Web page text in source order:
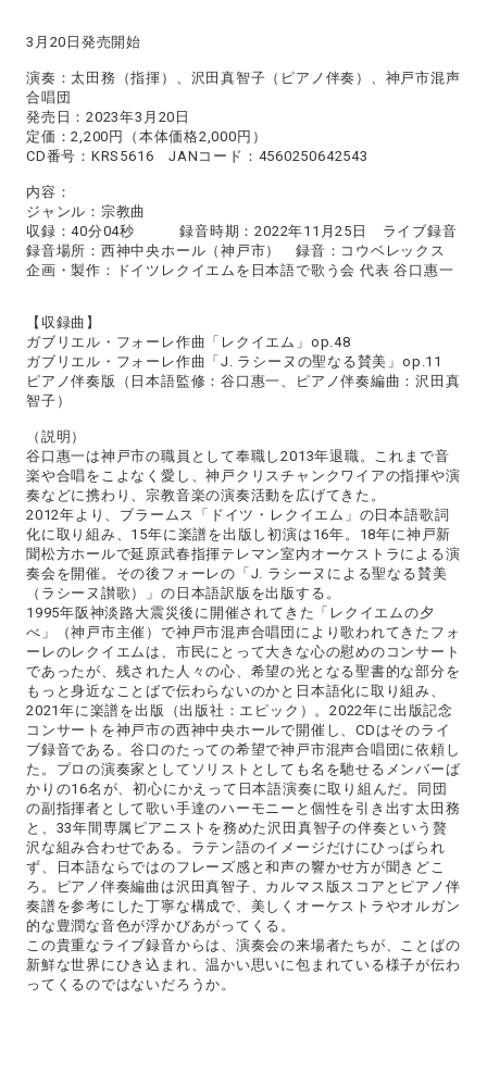
3月20日発売開始
演奏：太田務（指揮）、沢田真智子（ピアノ伴奏）、神戸市混声
合唱団
発売日：2023年3月20日
定価：2,200円（本体価格2,000円）
CD番号：KRS5616 JANコード：4560250642543
内容：
ジャンル：宗教曲
収録：40分04秒 録音時期：2022年11月25日 ライブ録音
録音場所：西神中央ホール（神戸市） 録音：コウベレックス
企画・製作：ドイツレクイエムを日本語で歌う会 代表 谷口惠一
【収録曲】
ガブリエル・フォーレ作曲「レクイエム」op.48
ガブリエル・フォーレ作曲「J. ラシーヌの聖なる賛美」op.11
ピアノ伴奏版（日本語監修：谷口惠一、ピアノ伴奏編曲：沢田真
智子）
（説明）
谷口惠一は神戸市の職員として奉職し2013年退職。これまで音
楽や合唱をこよなく愛し、神戸クリスチャンクワイアの指揮や演
奏などに携わり、宗教音楽の演奏活動を広げてきた。
2012年より、ブラームス「ドイツ・レクイエム」の日本語歌詞
化に取り組み、15年に楽譜を出版し初演は16年。18年に神戸新
聞松方ホールで延原武春指揮テレマン室内オーケストラによる演
奏会を開催。その後フォーレの「J. ラシーヌによる聖なる賛美
（ラシーヌ讃歌）」の日本語訳版を出版する。
1995年阪神淡路大震災後に開催されてきた「レクイエムの夕
べ」（神戸市主催）で神戸市混声合唱団により歌われてきたフォ
ーレのレクイエムは、市民にとって大きな心の慰めのコンサート
であったが、残された人々の心、希望の光となる聖書的な部分を
もっと身近なことばで伝わらないのかと日本語化に取り組み、
2021年に楽譜を出版（出版社：エピック）。2022年に出版記念
コンサートを神戸市の西神中央ホールで開催し、CDはそのライ
ブ録音である。谷口のたっての希望で神戸市混声合唱団に依頼し
た。プロの演奏家としてソリストとしても名を馳せるメンバーば
かりの16名が、初心にかえって日本語演奏に取り組んだ。同団
の副指揮者として歌い手達のハーモニーと個性を引き出す太田務
と、33年間専属ピアニストを務めた沢田真智子の伴奏という贅
沢な組み合わせである。ラテン語のイメージだけにひっぱられ
ず、日本語ならではのフレーズ感と和声の響かせ方が聞きどこ
ろ。ピアノ伴奏編曲は沢田真智子、カルマス版スコアとピアノ伴
奏譜を参考にした丁寧な構成で、美しくオーケストラやオルガン
的な豊潤な音色が浮かびあがってくる。
この貴重なライブ録音からは、演奏会の来場者たちが、ことばの
新鮮な世界にひき込まれ、温かい思いに包まれている様子が伝わ
ってくるのではないだろうか。